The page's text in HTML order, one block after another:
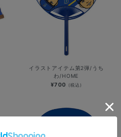
イラストアイテム第2弾/うち
わ/HOME
¥700 (税込)